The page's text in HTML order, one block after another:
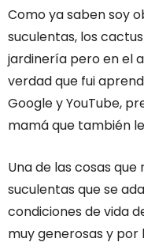
Como ya saben soy
suculentas, los
jardinería pero en el
verdad que fui
Google y YouTube,
mamá que también
Una de las cosas
suculentas que se
condiciones de vida
muy generosas y por